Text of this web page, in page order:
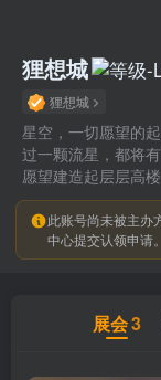
狸想城
狸想城
星空，一切愿望的
过一颗流星，都将
愿望建造起层层高
此账号尚未被主办
中心提交认领申请。
展会3